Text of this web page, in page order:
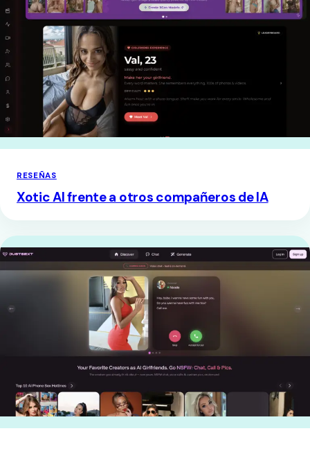
RESEÑAS
Xotic AI frente a otros compañeros de IA